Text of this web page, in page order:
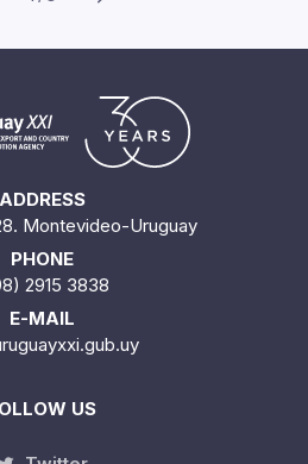
ADDRESS
Montevideo-Uruguay
PHONE
2915 3838
E-MAIL
US